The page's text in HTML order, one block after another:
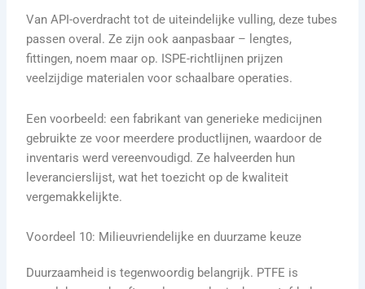
Van API-overdracht tot de uiteindelijke vulling, deze tubes
passen overal. Ze zijn ook aanpasbaar – lengtes,
fittingen, noem maar op. ISPE-richtlijnen prijzen
veelzijdige materialen voor schaalbare operaties.
Een voorbeeld: een fabrikant van generieke medicijnen
gebruikte ze voor meerdere productlijnen, waardoor de
inventaris werd vereenvoudigd. Ze halveerden hun
leverancierslijst, wat het toezicht op de kwaliteit
vergemakkelijkte.
Voordeel 10: Milieuvriendelijke en duurzame keuze
Duurzaamheid is tegenwoordig belangrijk. PTFE is